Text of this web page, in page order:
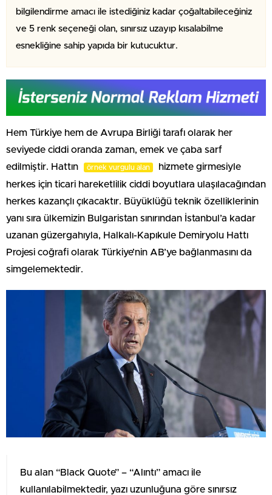
bilgilendirme amacı ile istediğiniz kadar çoğaltabileceğiniz
ve 5 renk seçeneği olan, sınırsız uzayıp kısalabilme
esnekliğine sahip yapıda bir kutucuktur.
Hem Türkiye hem de Avrupa Birliği tarafı olarak her
seviyede ciddi oranda zaman, emek ve çaba sarf
edilmiştir. Hattın
örnek vurgulu alan
hizmete girmesiyle
herkes için ticari hareketlilik ciddi boyutlara ulaşılacağından
herkes kazançlı çıkacaktır. Büyüklüğü teknik özelliklerinin
yanı sıra ülkemizin Bulgaristan sınırından İstanbul’a kadar
uzanan güzergahıyla, Halkalı-Kapıkule Demiryolu Hattı
Projesi coğrafi olarak Türkiye’nin AB’ye bağlanmasını da
simgelemektedir.
Bu alan “Black Quote” – “Alıntı” amacı ile
kullanılabilmektedir, yazı uzunluğuna göre sınırsız